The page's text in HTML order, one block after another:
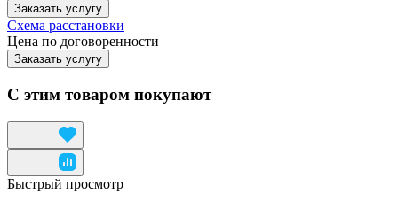
Заказать услугу
Схема расстановки
Цена по договоренности
Заказать услугу
С этим товаром покупают
Быстрый просмотр